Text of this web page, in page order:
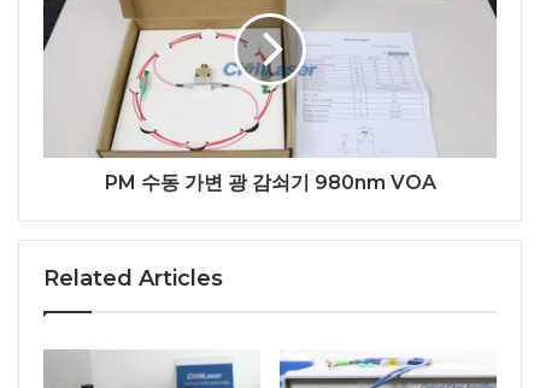
PM 수동 가변 광 감쇠기 980nm VOA
Related Articles